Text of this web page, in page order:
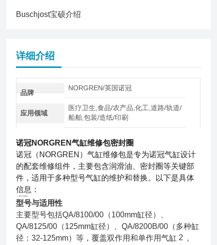
Buschjost宝硕介绍
详细介绍
品牌
NORGREN/英国诺冠
应用领域
医疗卫生,食品/农产品,化工,道路/轨道/
船舶,包装/造纸/印刷
诺冠NORGREN气缸维修包密封圈
诺冠（NORGREN）气缸维修包是专为诺冠气缸设计
的配套维修组件，主要包含润滑油、密封圈等关键部
件，适用于多种型号气缸的维护和替换。以下是具体
信息：
一、核心产品信息
型号与适用性
主要型号包括QA/8100/00（100mm缸径）、
QA/8125/00（125mm缸径）、QA/8200B/00（多种缸
径：32-125mm）等，覆盖双作用和单作用气缸 2 。